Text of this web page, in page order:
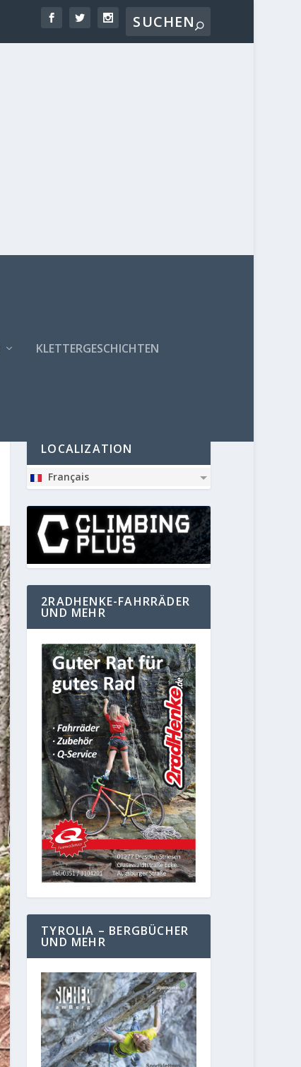
KLETTERGESCHICHTEN
LOCALIZATION
Français
2RADHENKE-FAHRRÄDER
UND MEHR
TYROLIA – BERGBÜCHER
UND MEHR